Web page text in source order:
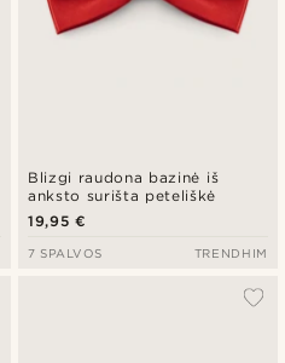
Blizgi raudona bazinė iš
anksto surišta peteliškė
19,95 €
7 SPALVOS TRENDHIM